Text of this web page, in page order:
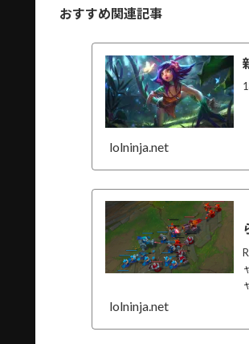
おすすめ関連記事
lolninja.net
lolninja.net